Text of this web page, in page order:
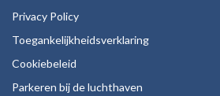
Privacy Policy
Toegankelijkheidsverklaring
Cookiebeleid
Parkeren bij de luchthaven